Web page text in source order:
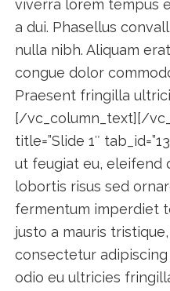
viverra lorem tempus
a dui. Phasellus
nulla nibh. Aliquam
congue dolor
Praesent fringilla
[/vc_column_text][/
title=”Slide 1″
ut feugiat eu, eleifend
lobortis risus sed
fermentum imperdiet
justo a mauris
consectetur
odio eu ultricies